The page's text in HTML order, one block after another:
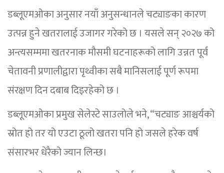
डब्लूएमओका अनुसार नयाँ अनुसन्धानले चट्याङका कारण
उत्पन्न हुने खतरालाई उजागर गरेको छ । यसले सन् २०२७ को
अन्त्यसम्ममा खतरनाक मौसमी घटनाहरूको लागि उन्नत पूर्व
चेतावनी प्रणालीद्वारा पृथ्वीका सबै मानिसलाई पूर्ण रूपमा
संरक्षण दिन दबाब दिइरहेको छ ।
डब्लूएमओका प्रमुख सेलेस्टे साउलोले भने, “चट्याङ आश्चर्यको
स्रोत हो तर यो एउटा ठूलो खतरा पनि हो जसले हरेक वर्ष
संसारभर धेरैको ज्यान लिन्छ।